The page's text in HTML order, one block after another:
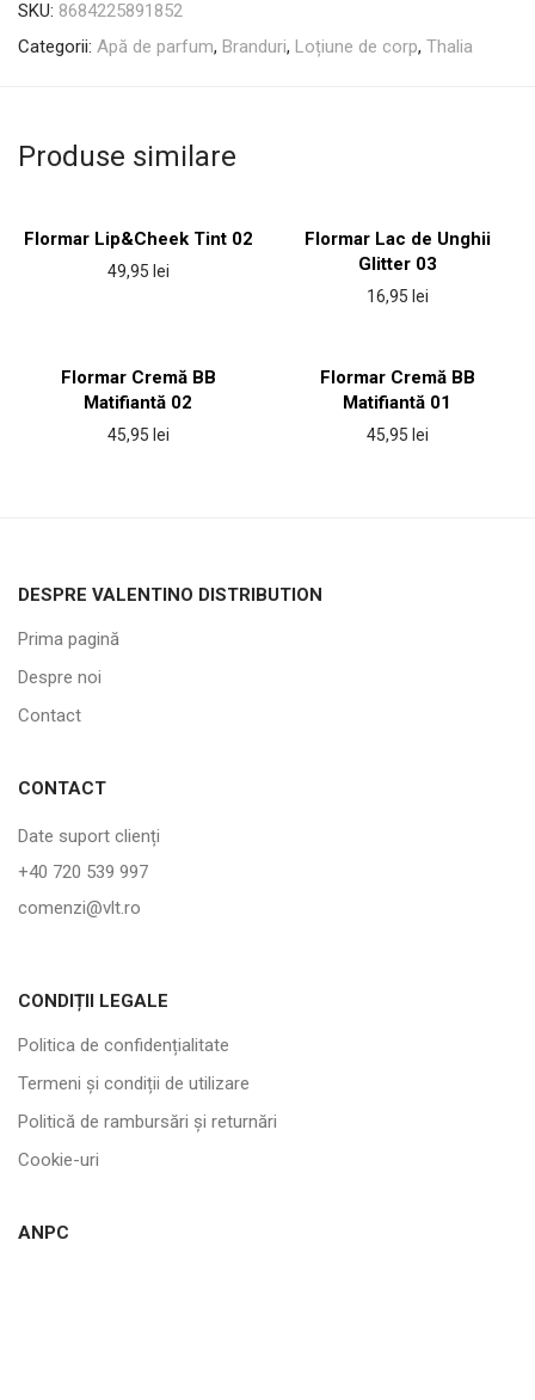
SKU: 8684225891852
Categorii: Apă de parfum, Branduri, Loțiune de corp, Thalia
Produse similare
Flormar Lip&Cheek Tint 02
49,95 lei
Flormar Lac de Unghii
Glitter 03
16,95 lei
Flormar Cremă BB
Matifiantă 02
45,95 lei
Flormar Cremă BB
Matifiantă 01
45,95 lei
DESPRE VALENTINO DISTRIBUTION
Prima pagină
Despre noi
Contact
CONTACT
Date suport clienți
+40 720 539 997
comenzi@vlt.ro
CONDIȚII LEGALE
Politica de confidențialitate
Termeni și condiții de utilizare
Politică de rambursări și returnări
Cookie-uri
ANPC